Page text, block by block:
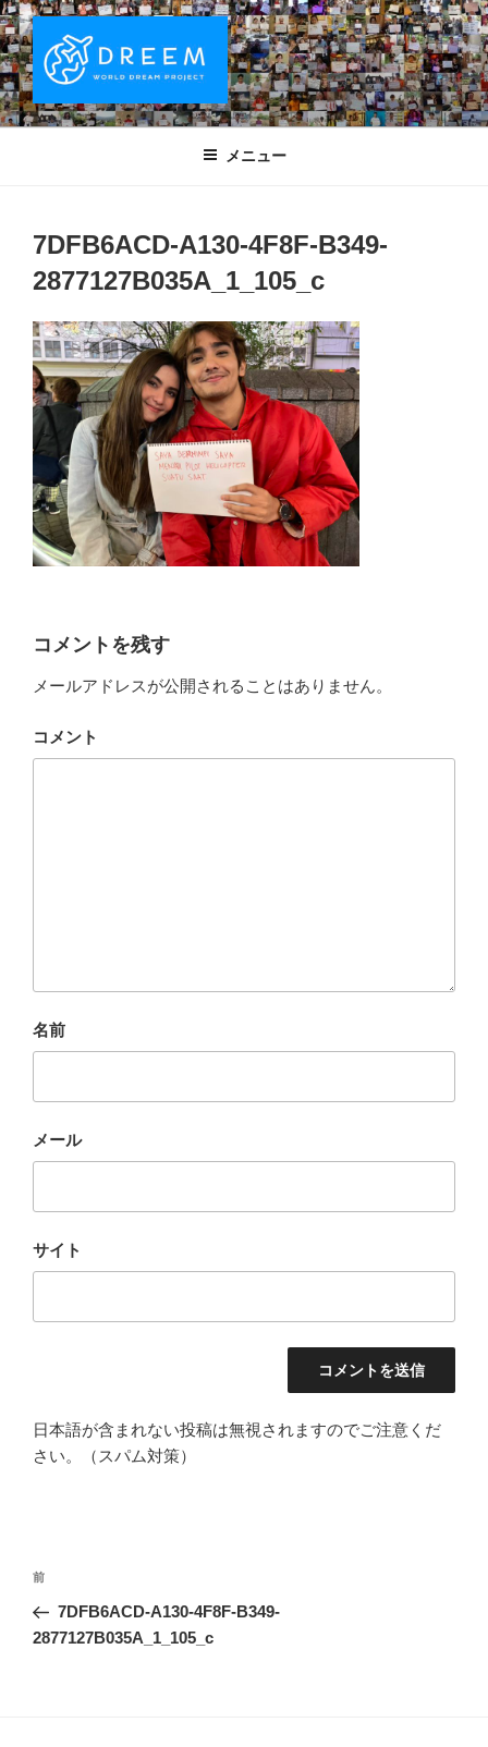
コ
ン
テ
ン
ツ
DREEM | 世界ドリームプロジェクト
WORLD DREAM PROJECT
夢をもつワクワクを世界中に！ Sparks of Joy with dreams for
メニュー
7DFB6ACD-A130-4F8F-B349-
2877127B035A_1_105_c
コメントを残す
メールアドレスが公開されることはありません。
コメント
名前
メール
サイト
日本語が含まれない投稿は無視されますのでご注意くだ
さい。（スパム対策）
投
ナ
過
去
の
前
7DFB6ACD-A130-4F8F-B349-
2877127B035A_1_105_c